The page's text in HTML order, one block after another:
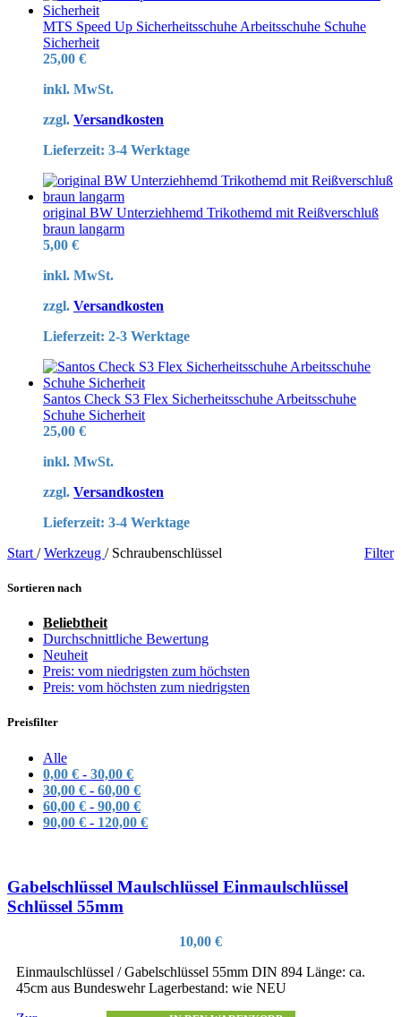
MTS Speed Up Sicherheitsschuhe Arbeitsschuhe Schuhe
Sicherheit
25,00 €
inkl. MwSt.
zzgl. Versandkosten
Lieferzeit: 3-4 Werktage
original BW Unterziehhemd Trikothemd mit Reißverschluß
braun langarm
5,00 €
inkl. MwSt.
zzgl. Versandkosten
Lieferzeit: 2-3 Werktage
Santos Check S3 Flex Sicherheitsschuhe Arbeitsschuhe
Schuhe Sicherheit
25,00 €
inkl. MwSt.
zzgl. Versandkosten
Lieferzeit: 3-4 Werktage
Start / Werkzeug / Schraubenschlüssel Filter
Sortieren nach
Beliebtheit
Durchschnittliche Bewertung
Neuheit
Preis: vom niedrigsten zum höchsten
Preis: vom höchsten zum niedrigsten
Preisfilter
Alle
0,00 € - 30,00 €
30,00 € - 60,00 €
60,00 € - 90,00 €
90,00 € - 120,00 €
Gabelschlüssel Maulschlüssel Einmaulschlüssel
Schlüssel 55mm
10,00 €
Einmaulschlüssel / Gabelschlüssel 55mm DIN 894 Länge: ca.
45cm aus Bundeswehr Lagerbestand: wie NEU